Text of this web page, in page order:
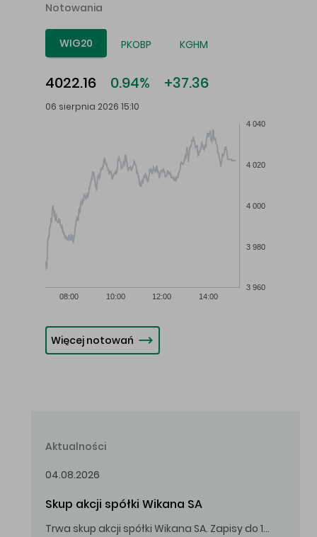
Notowania
WIG20 PKOBP KGHM
4022.16 0.94% +37.36
06 sierpnia 2026 15:10
08:00 10:00 12:00 14:00
3 960
3 980
4 000
4 020
4 040
Więcej notowań
Aktualności
04.08.2026
Skup akcji spółki Wikana SA
Trwa skup akcji spółki Wikana SA. Zapisy do 14.08.2026 r. do godz. 16.00.